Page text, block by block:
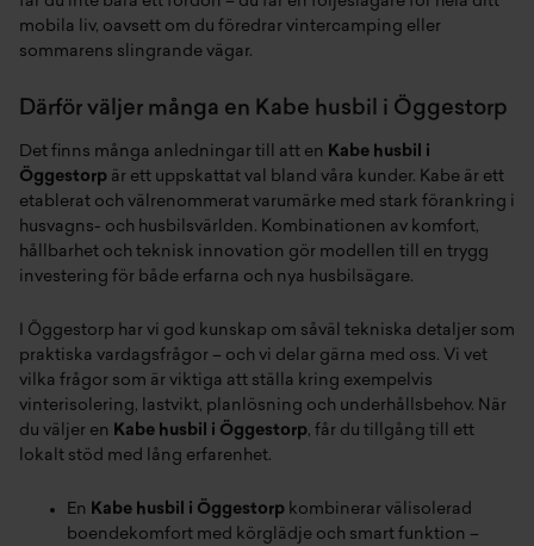
mobila liv, oavsett om du föredrar vintercamping eller
sommarens slingrande vägar.
Därför väljer många en Kabe husbil i Öggestorp
Det finns många anledningar till att en Kabe husbil i
Öggestorp är ett uppskattat val bland våra kunder. Kabe är ett
etablerat och välrenommerat varumärke med stark förankring i
husvagns- och husbilsvärlden. Kombinationen av komfort,
hållbarhet och teknisk innovation gör modellen till en trygg
investering för både erfarna och nya husbilsägare.
I Öggestorp har vi god kunskap om såväl tekniska detaljer som
praktiska vardagsfrågor – och vi delar gärna med oss. Vi vet
vilka frågor som är viktiga att ställa kring exempelvis
vinterisolering, lastvikt, planlösning och underhållsbehov. När
du väljer en Kabe husbil i Öggestorp, får du tillgång till ett
lokalt stöd med lång erfarenhet.
En Kabe husbil i Öggestorp kombinerar välisolerad
boendekomfort med körglädje och smart funktion –